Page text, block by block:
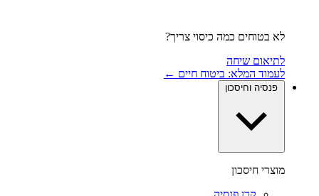
לא בטוחים כמה כיסוי צריך?
לתיאום שיחה
לעמוד המלא: ביטוח חיים ←
פנסיה וחיסכון
מוצרי חיסכון